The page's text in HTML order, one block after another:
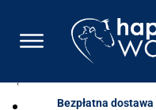
Bezpłatna dostawa